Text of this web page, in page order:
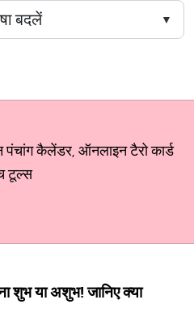
कैलेंडर, ऑनलाइन टैरो कार्ड
टूल्स
शुभ या अशुभ! जानिए क्या